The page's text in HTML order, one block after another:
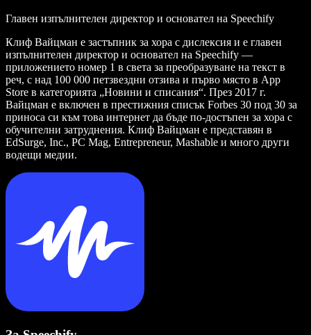
Главен изпълнителен директор и основател на Speechify
Клиф Вайцман е застъпник за хора с дислексия и е главен
изпълнителен директор и основател на Speechify —
приложението номер 1 в света за преобразуване на текст в
реч, с над 100 000 петзвездни отзива и първо място в App
Store в категорията „Новини и списания“. През 2017 г.
Вайцман е включен в престижния списък Forbes 30 под 30 за
приноса си към това интернет да бъде по-достъпен за хора с
обучителни затруднения. Клиф Вайцман е представян в
EdSurge, Inc., PC Mag, Entrepreneur, Mashable и много други
водещи медии.